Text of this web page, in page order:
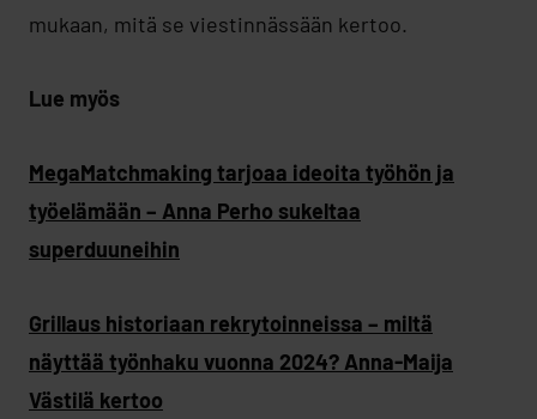
mukaan, mitä se viestinnässään kertoo.
Lue myös
MegaMatchmaking tarjoaa ideoita työhön ja
työelämään – Anna Perho sukeltaa
superduuneihin
Grillaus historiaan rekrytoinneissa – miltä
näyttää työnhaku vuonna 2024? Anna-Maija
Västilä kertoo